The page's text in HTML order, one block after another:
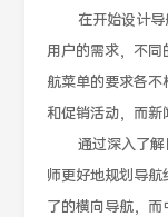
在开始设计
用户的需求，不
航菜单的要求各
和促销活动，而新
通过深入了
师更好地规划导
了的横向导航，